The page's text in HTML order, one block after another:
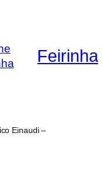
Feirinha
Einaudi –